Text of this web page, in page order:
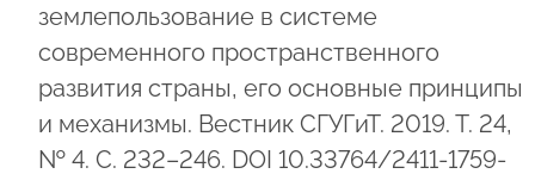
землепользование в системе
современного пространственного
развития страны, его основные принципы
и механизмы. Вестник СГУГиТ. 2019. Т. 24,
№ 4. С. 232–246. DOI 10.33764/2411-1759-